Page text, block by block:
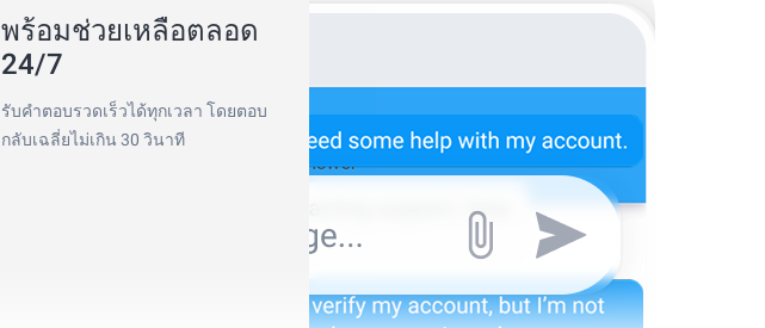
พร้อมช่วยเหลือตลอด
24/7
รับคำตอบรวดเร็วได้ทุกเวลา โดยตอบ
กลับเฉลี่ยไม่เกิน 30 วินาที